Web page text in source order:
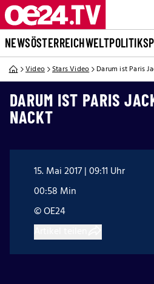
NEWSÖSTERREICHWELTPOLITIK
Video Stars Video Darum ist Paris
DARUM IST PARIS
NACKT
15. Mai 2017 | 09:11 Uhr
00:58 Min
© OE24